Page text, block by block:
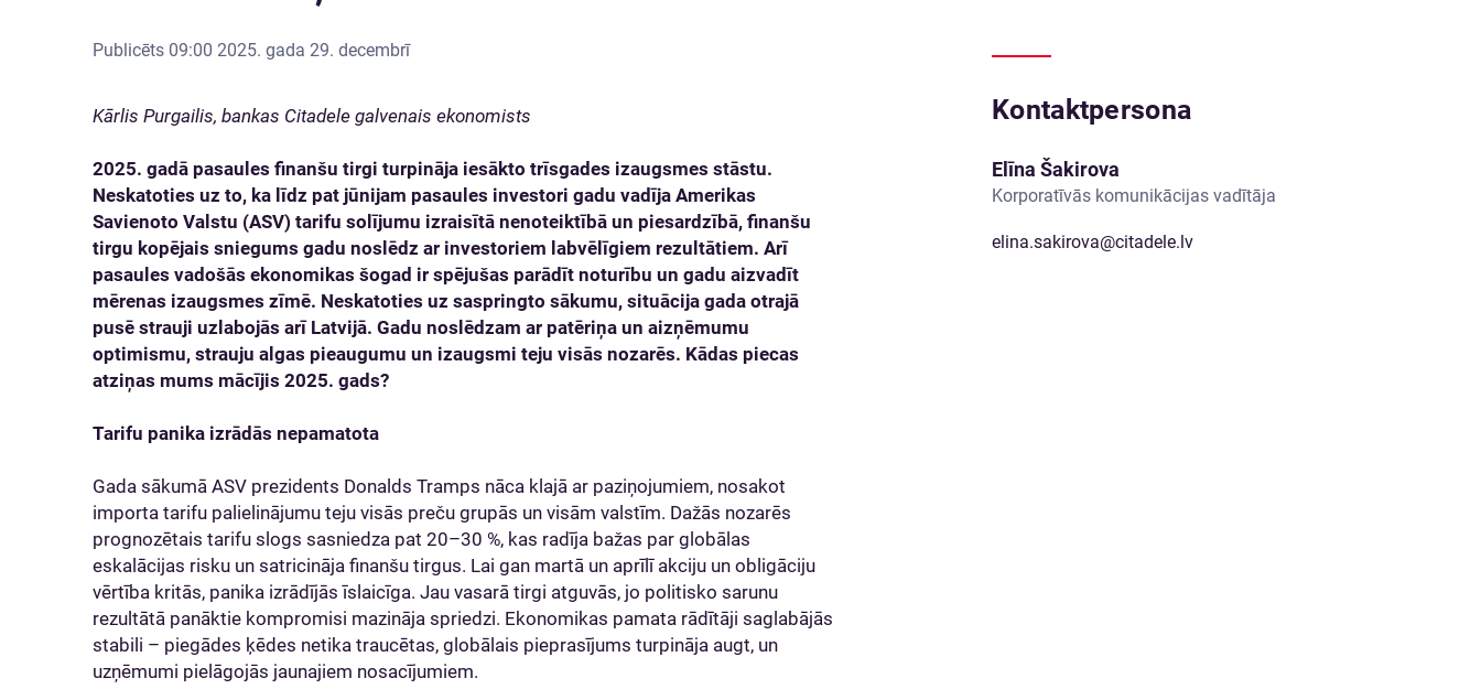
Publicēts 09:00 2025. gada 29. decembrī
Kārlis Purgailis, bankas Citadele galvenais ekonomists
2025. gadā pasaules finanšu tirgi turpināja iesākto trīsgades izaugsmes stāstu.
Neskatoties uz to, ka līdz pat jūnijam pasaules investori gadu vadīja Amerikas
Savienoto Valstu (ASV) tarifu solījumu izraisītā nenoteiktībā un piesardzībā, finanšu
tirgu kopējais sniegums gadu noslēdz ar investoriem labvēlīgiem rezultātiem. Arī
pasaules vadošās ekonomikas šogad ir spējušas parādīt noturību un gadu aizvadīt
mērenas izaugsmes zīmē. Neskatoties uz saspringto sākumu, situācija gada otrajā
pusē strauji uzlabojās arī Latvijā. Gadu noslēdzam ar patēriņa un aizņēmumu
optimismu, strauju algas pieaugumu un izaugsmi teju visās nozarēs. Kādas piecas
atziņas mums mācījis 2025. gads?
Tarifu panika izrādās nepamatota
Gada sākumā ASV prezidents Donalds Tramps nāca klajā ar paziņojumiem, nosakot
importa tarifu palielinājumu teju visās preču grupās un visām valstīm. Dažās nozarēs
prognozētais tarifu slogs sasniedza pat 20–30 %, kas radīja bažas par globālas
eskalācijas risku un satricināja finanšu tirgus. Lai gan martā un aprīlī akciju un obligāciju
vērtība kritās, panika izrādījās īslaicīga. Jau vasarā tirgi atguvās, jo politisko sarunu
rezultātā panāktie kompromisi mazināja spriedzi. Ekonomikas pamata rādītāji saglabājās
stabili – piegādes ķēdes netika traucētas, globālais pieprasījums turpināja augt, un
uzņēmumi pielāgojās jaunajiem nosacījumiem.
Kontaktpersona
Elīna Šakirova
Korporatīvās komunikācijas vadītāja
elina.sakirova@citadele.lv